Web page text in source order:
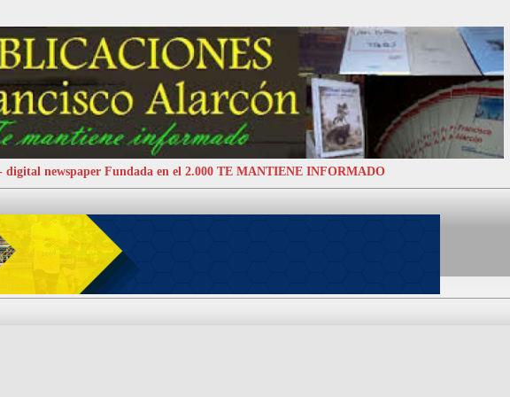
newspaper Fundada en el 2.000 TE MANTIENE INFORMADO